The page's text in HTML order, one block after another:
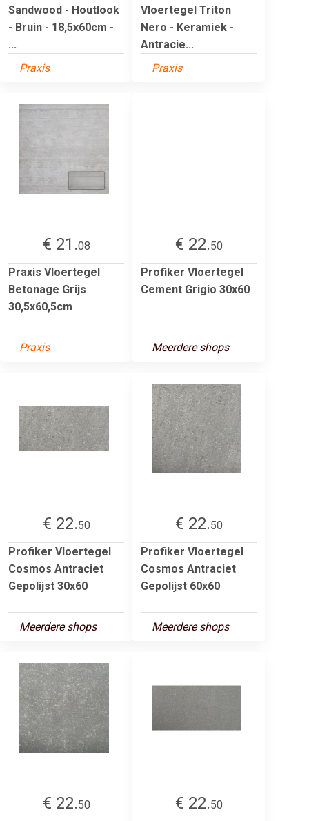
Sandwood - Houtlook
- Bruin - 18,5x60cm -
...
Praxis
Vloertegel Triton
Nero - Keramiek -
Antracie...
Praxis
€ 21.08
Praxis Vloertegel
Betonage Grijs
30,5x60,5cm
Praxis
€ 22.50
Profiker Vloertegel
Cement Grigio 30x60
Meerdere shops
€ 22.50
Profiker Vloertegel
Cosmos Antraciet
Gepolijst 30x60
Meerdere shops
€ 22.50
Profiker Vloertegel
Cosmos Antraciet
Gepolijst 60x60
Meerdere shops
€ 22.50 € 22.50